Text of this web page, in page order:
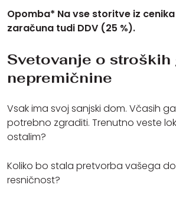
Opomba* Na vse storitve iz
zaračuna tudi DDV (25 %).
Svetovanje o stroških
nepremičnine
Vsak ima svoj sanjski dom. Včasih
potrebno zgraditi. Trenutno veste
ostalim?
Koliko bo stala pretvorba vašega
resničnost?